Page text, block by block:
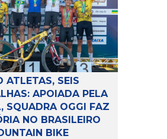
do sistema,
a temperatura de
e evitando
Por
constantemente
o motor está em
a bomba
não apenas […]
ATLETAS, SEIS
APOIADA PELA
SQUADRA OGGI FAZ
NO BRASILEIRO
BIKE